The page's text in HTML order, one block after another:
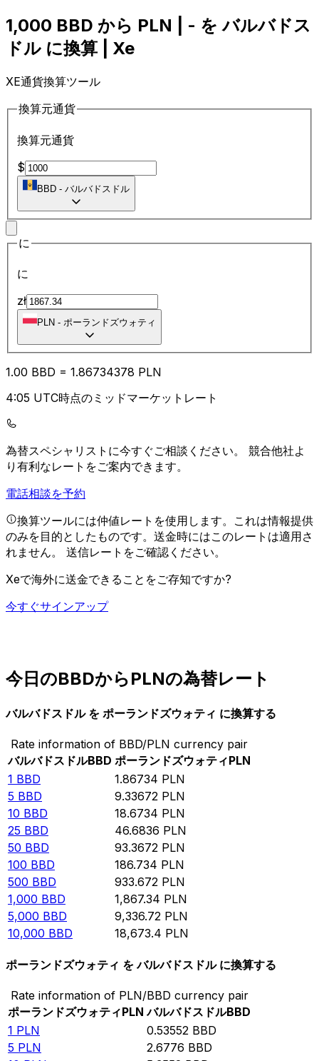
1,000 BBD から PLN | - を バルバドス
ドル に換算 | Xe
XE通貨換算ツール
換算元通貨
換算元通貨
$
BBD - バルバドスドル
に
に
zł
PLN - ポーランドズウォティ
1.00 BBD = 1.86734378 PLN
4:05 UTC時点のミッドマーケットレート
為替スペシャリストに今すぐご相談ください。 競合他社よ
り有利なレートをご案内できます。
電話相談を予約
換算ツールには仲値レートを使用します。これは情報提供
のみを目的としたものです。送金時にはこのレートは適用さ
れません。 送信レートをご確認ください。
Xeで海外に送金できることをご存知ですか?
今すぐサインアップ
今日のBBDからPLNの為替レート
バルバドスドル を ポーランドズウォティ に換算する
Rate information of BBD/PLN currency pair
バルバドスドルBBD ポーランドズウォティPLN
1 BBD 1.86734 PLN
5 BBD 9.33672 PLN
10 BBD 18.6734 PLN
25 BBD 46.6836 PLN
50 BBD 93.3672 PLN
100 BBD 186.734 PLN
500 BBD 933.672 PLN
1,000 BBD 1,867.34 PLN
5,000 BBD 9,336.72 PLN
10,000 BBD 18,673.4 PLN
ポーランドズウォティ を バルバドスドル に換算する
Rate information of PLN/BBD currency pair
ポーランドズウォティPLN バルバドスドルBBD
1 PLN 0.53552 BBD
5 PLN 2.6776 BBD